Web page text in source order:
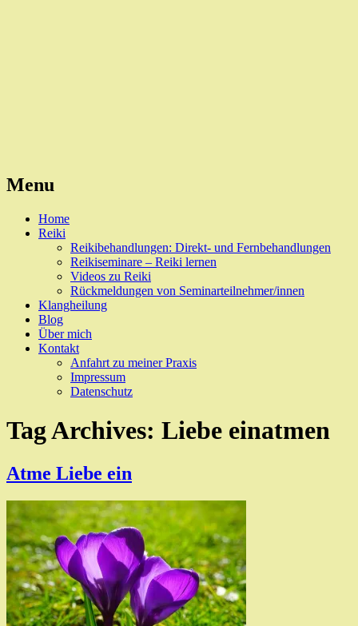
Menu
Skip
Home
Reiki
Reikibehandlungen: Direkt- und Fernbehandlungen
Reikiseminare – Reiki lernen
Videos zu Reiki
Rückmeldungen von Seminarteilnehmer/innen
Klangheilung
Blog
Über mich
Kontakt
Anfahrt zu meiner Praxis
Impressum
Datenschutz
Tag Archives: Liebe einatmen
Atme Liebe ein